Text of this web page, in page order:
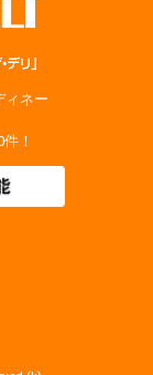
ィネー
！